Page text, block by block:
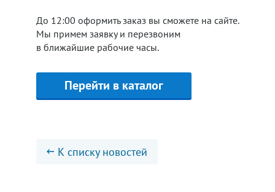
До 12:00 оформить заказ вы сможете на сайте.
Мы примем заявку и перезвоним
в ближайшие рабочие часы.
Перейти в каталог
К списку новостей